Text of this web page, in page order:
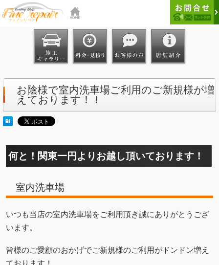
お陰様で室内洗車場ご利用のご新規様が増
えております！！
何と！関東一円よりお越し頂いております！
室内洗車場
いつも当店の室内洗車場をご利用頂き誠にありがとうござ
います。
皆様のご愛顧のおかげでご新規様のご利用がドンドン増え